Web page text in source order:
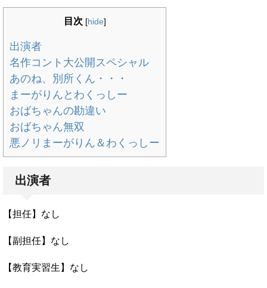
目次 [hide]
出演者
名作コント大公開スペシャル
あのね、別所くん・・・
まーがりんとわくっしー
おばちゃんの勘違い
おばちゃん無双
悪ノリまーがりん＆わくっしー
出演者
【担任】なし
【副担任】なし
【教育実習生】なし